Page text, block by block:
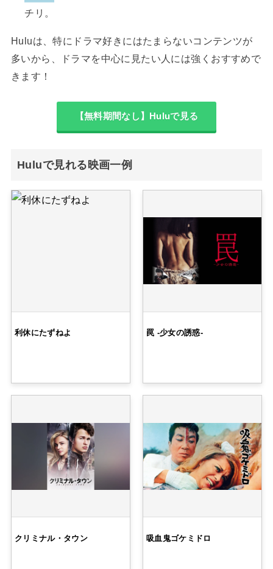
チリ。
Huluは、特にドラマ好きにはたまらないコンテンツが
多いから、ドラマを中心に見たい人には強くおすすめで
きます！
【無料期間なし】Huluで見る
Huluで見れる映画一例
利休にたずねよ 罠 -少女の誘惑-
クリミナル・タウン 吸血鬼ゴケミドロ